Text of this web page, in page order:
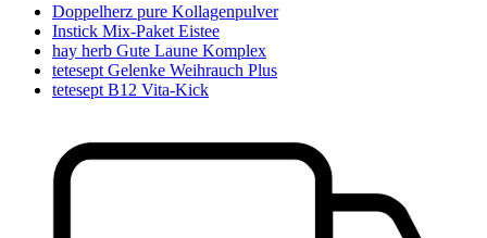
Doppelherz pure Kollagenpulver
Instick Mix-Paket Eistee
hay herb Gute Laune Komplex
tetesept Gelenke Weihrauch Plus
tetesept B12 Vita-Kick